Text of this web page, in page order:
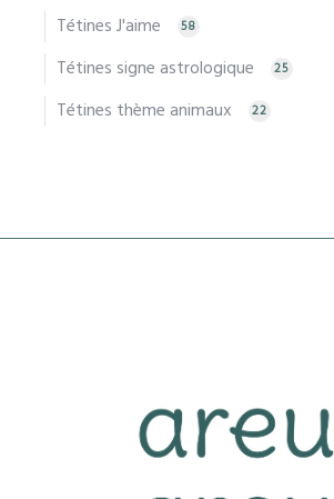
Tétines J'aime 58
Tétines signe astrologique 25
Tétines thème animaux 22